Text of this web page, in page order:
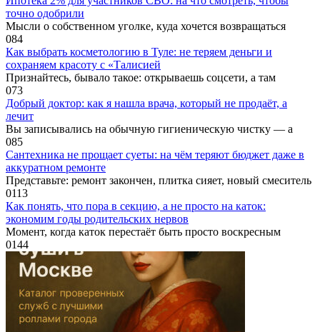
точно одобрили
Мысли о собственном уголке, куда хочется возвращаться
084
Как выбрать косметологию в Туле: не теряем деньги и
сохраняем красоту с «Талисией
Признайтесь, бывало такое: открываешь соцсети, а там
073
Добрый доктор: как я нашла врача, который не продаёт, а
лечит
Вы записывались на обычную гигиеническую чистку — а
085
Сантехника не прощает суеты: на чём теряют бюджет даже в
аккуратном ремонте
Представьте: ремонт закончен, плитка сияет, новый смеситель
0113
Как понять, что пора в секцию, а не просто на каток:
экономим годы родительских нервов
Момент, когда каток перестаёт быть просто воскресным
0144